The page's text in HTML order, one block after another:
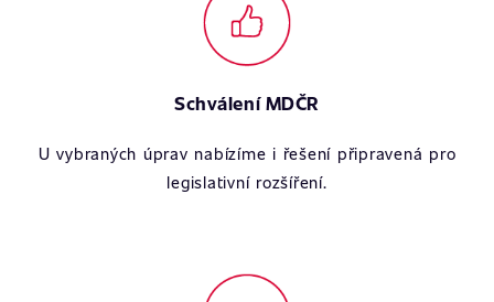
Schválení MDČR
U vybraných úprav nabízíme i řešení připravená pro
legislativní rozšíření.